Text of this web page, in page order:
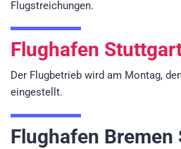
Flugstreichungen.
Flughafen
Der Flugbetrieb wird am Montag,
eingestellt.
Flughafen Bremen